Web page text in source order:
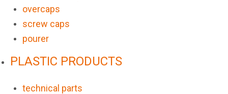
overcaps
screw caps
pourer
PLASTIC PRODUCTS
technical parts